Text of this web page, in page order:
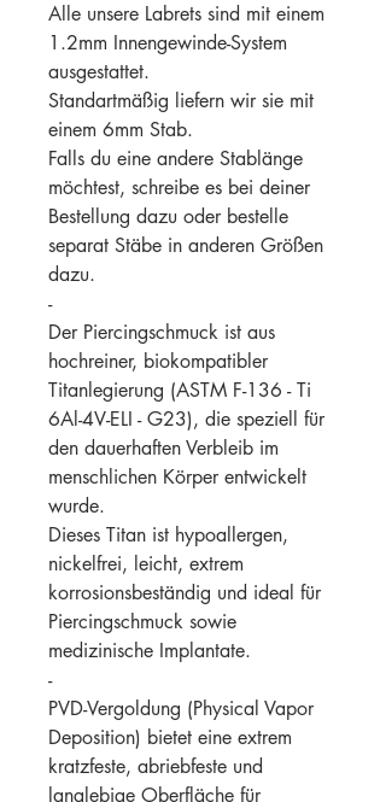
Alle unsere Labrets sind mit einem
1.2mm Innengewinde-System
ausgestattet.
Standartmäßig liefern wir sie mit
einem 6mm Stab.
Falls du eine andere Stablänge
möchtest, schreibe es bei deiner
Bestellung dazu oder bestelle
separat Stäbe in anderen Größen
dazu.
-
Der Piercingschmuck ist aus
hochreiner, biokompatibler
Titanlegierung (ASTM F-136 - Ti
6Al-4V-ELI - G23), die speziell für
den dauerhaften Verbleib im
menschlichen Körper entwickelt
wurde.
Dieses Titan ist hypoallergen,
nickelfrei, leicht, extrem
korrosionsbeständig und ideal für
Piercingschmuck sowie
medizinische Implantate.
-
PVD-Vergoldung (Physical Vapor
Deposition) bietet eine extrem
kratzfeste, abriebfeste und
langlebige Oberfläche für